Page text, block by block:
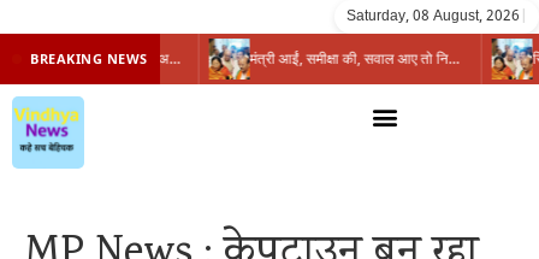
Saturday, 08 August, 2026
BREAKING NEWS प्रभारी मंत्री के निशाने पर नगर निगम,अफसरों को 10 दिन का अल्टीमेटम,नहीं होगी कार्रवाई, महापौर-आयुक्त के बीच सौहार्दहीनता पर मंत्री ने उठाए सवाल मंत्री आईं, समीक्षा की, सवाल आए तो निकल गईं – खाली जयंत चौंकीं पर नहीं दिया जवाब